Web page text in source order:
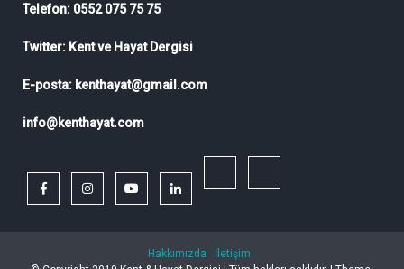
Telefon: 0552 075 75 75
Twitter: Kent ve Hayat Dergisi
E-posta: kenthayat@gmail.com
info@kenthayat.com
facebookinstagramyoutubelinkedin
Ekonomik
Hakkımızda
İletişim